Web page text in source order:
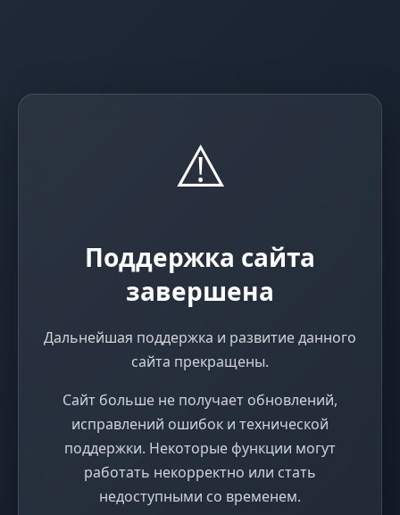
⚠️
Поддержка сайта
завершена
Дальнейшая поддержка и развитие данного
сайта прекращены.
Сайт больше не получает обновлений,
исправлений ошибок и технической
поддержки. Некоторые функции могут
работать некорректно или стать
недоступными со временем.